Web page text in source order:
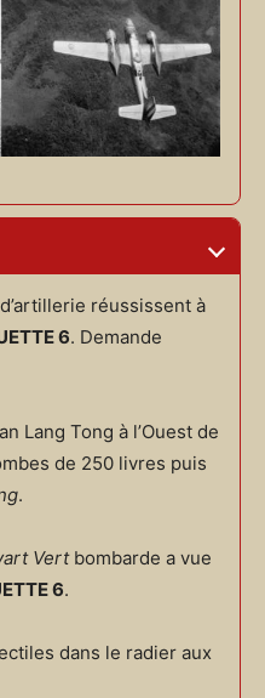
réussissent à
6. Demande
Lang Tong à l’Ouest de
de 250 livres puis
.
Vertbombarde a vue
6.
dans le radier aux